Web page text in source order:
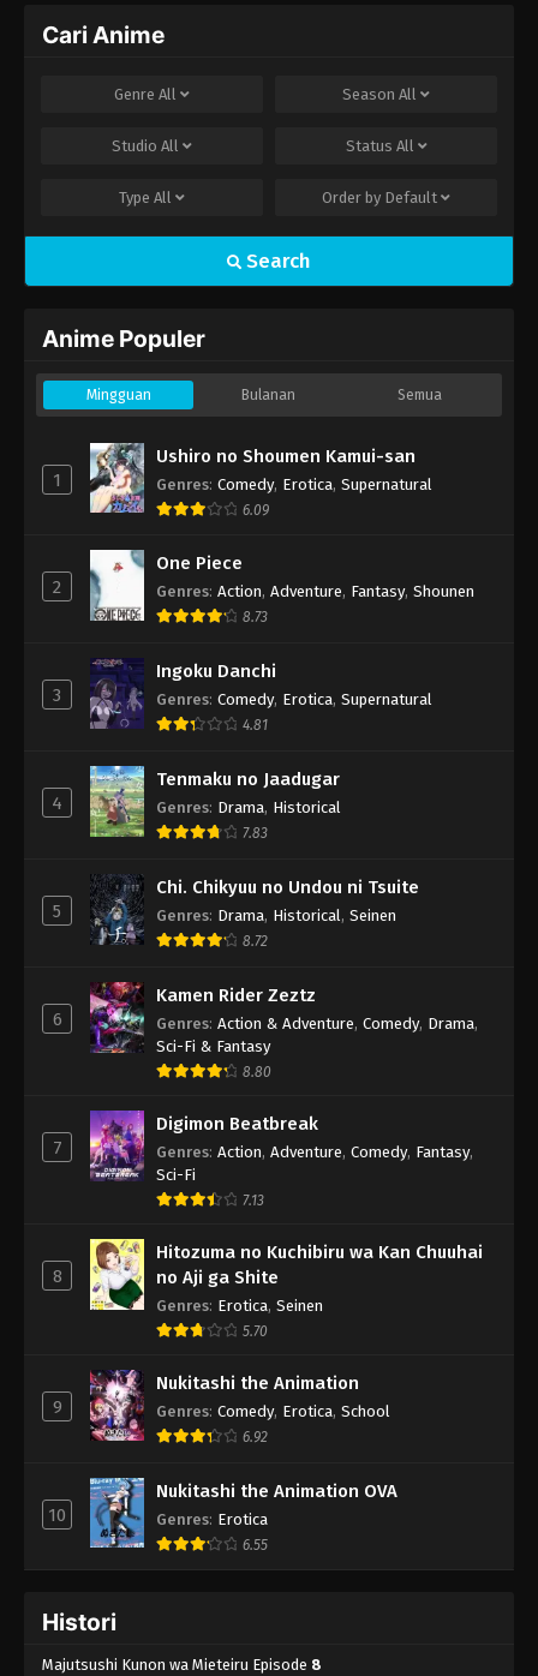
Cari Anime
Genre All Season All
Studio All Status All
Type All Order by Default
Search
Anime Populer
Mingguan Bulanan Semua
1
Ushiro no Shoumen Kamui-san
Genres: Comedy, Erotica, Supernatural
6.09
2
One Piece
Genres: Action, Adventure, Fantasy, Shounen
8.73
3
Ingoku Danchi
Genres: Comedy, Erotica, Supernatural
4.81
4
Tenmaku no Jaadugar
Genres: Drama, Historical
7.83
5
Chi. Chikyuu no Undou ni Tsuite
Genres: Drama, Historical , Seinen
8.72
6
Kamen Rider Zeztz
Genres: Action & Adventure, Comedy, Drama,
Sci-Fi & Fantasy
8.80
7
Digimon Beatbreak
Genres: Action, Adventure, Comedy, Fantasy,
Sci-Fi
7.13
8
Hitozuma no Kuchibiru wa Kan Chuuhai
no Aji ga Shite
Genres: Erotica, Seinen
5.70
9
Nukitashi the Animation
Genres: Comedy, Erotica, School
6.92
10
Nukitashi the Animation OVA
Genres: Erotica
6.55
Histori
Majutsushi Kunon wa Mieteiru Episode 8